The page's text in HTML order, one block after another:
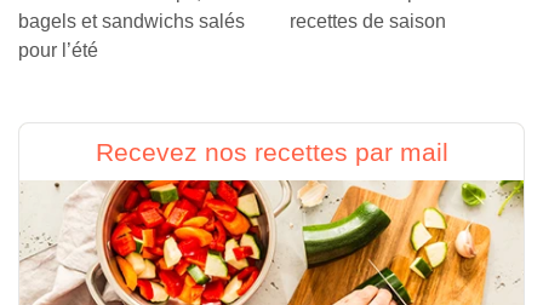
bagels et sandwichs salés
pour l’été
recettes de saison
Recevez nos recettes par mail